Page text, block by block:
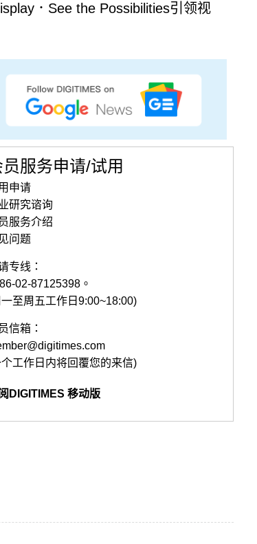
．See the Possibilities引领视
员服务申请/试用
申请
研究谘询
服务介绍
问题
专线：
02-87125398。
一至周五工作日9:00~18:00)
信箱：
个工作日内将回覆您的来信)
DIGITIMES 移动版